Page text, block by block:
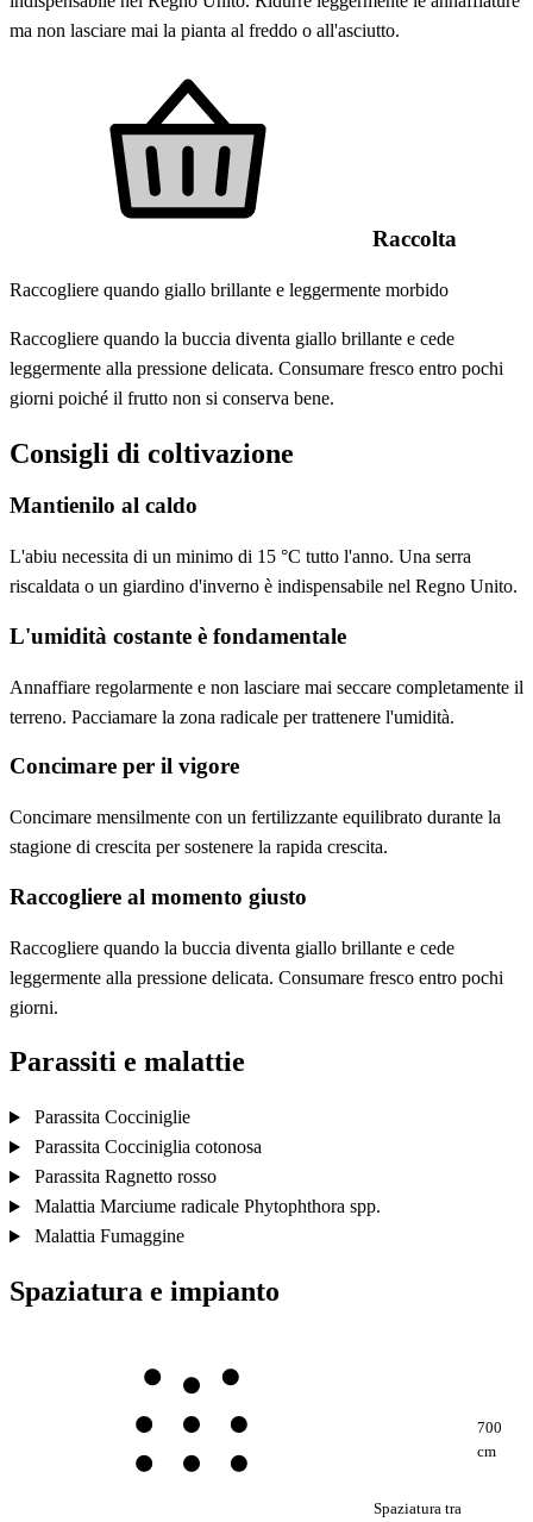
ma non lasciare mai la pianta al freddo o all'asciutto.
Raccolta
Raccogliere quando giallo brillante e leggermente morbido
Raccogliere quando la buccia diventa giallo brillante e cede
leggermente alla pressione delicata. Consumare fresco entro pochi
giorni poiché il frutto non si conserva bene.
Consigli di coltivazione
Mantienilo al caldo
L'abiu necessita di un minimo di 15 °C tutto l'anno. Una serra
riscaldata o un giardino d'inverno è indispensabile nel Regno Unito.
L'umidità costante è fondamentale
Annaffiare regolarmente e non lasciare mai seccare completamente il
terreno. Pacciamare la zona radicale per trattenere l'umidità.
Concimare per il vigore
Concimare mensilmente con un fertilizzante equilibrato durante la
stagione di crescita per sostenere la rapida crescita.
Raccogliere al momento giusto
Raccogliere quando la buccia diventa giallo brillante e cede
leggermente alla pressione delicata. Consumare fresco entro pochi
giorni.
Parassiti e malattie
Parassita Cocciniglie
Parassita Cocciniglia cotonosa
Parassita Ragnetto rosso
Malattia Marciume radicale Phytophthora spp.
Malattia Fumaggine
Spaziatura e impianto
Spaziatura tra
700
cm